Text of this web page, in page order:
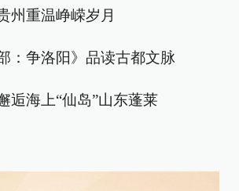
州重温峥嵘岁月
：争洛阳》品读古都文脉
逅海上“仙岛”山东蓬莱